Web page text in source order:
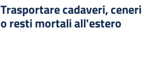
Trasportare cadaveri, ceneri
o resti mortali all'estero